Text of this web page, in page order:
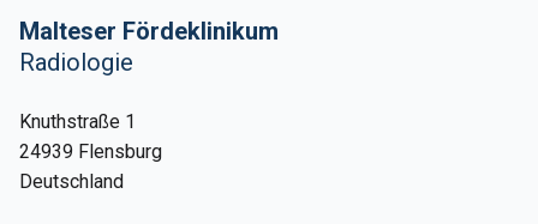
Malteser Fördeklinikum
Radiologie
Knuthstraße 1
24939 Flensburg
Deutschland